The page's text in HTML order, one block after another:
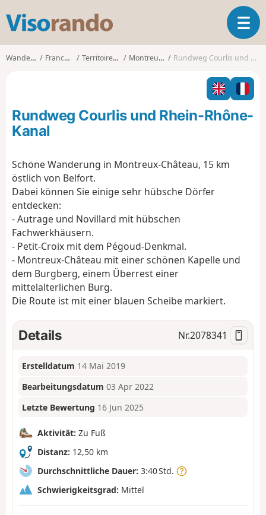
s
o
o
T
o
g
l
n
a
Wanderungen Franche-Comté Territoire-de-Belfort Montreux-Château Rundweg Courlis und Rhein-Rhône-Kanal
Rundweg Courlis und Rhein-Rhône-
Kanal
Schöne Wanderung in Montreux-Château, 15 km
östlich von Belfort.
Dabei können Sie einige sehr hübsche Dörfer
entdecken:
- Autrage und Novillard mit hübschen
Fachwerkhäusern.
- Petit-Croix mit dem Pégoud-Denkmal.
- Montreux-Château mit einer schönen Kapelle und
dem Burgberg, einem Überrest einer
mittelalterlichen Burg.
Die Route ist mit einer blauen Scheibe markiert.
Details Nr.2078341
Erstelldatum 14 Mai 2019
Bearbeitungsdatum 03 Apr 2022
Letzte Bewertung 16 Jun 2025
Aktivität: Zu Fuß
Distanz: 12,50 km
Durchschnittliche Dauer: 3:40 Std.
Schwierigkeitsgrad: Mittel